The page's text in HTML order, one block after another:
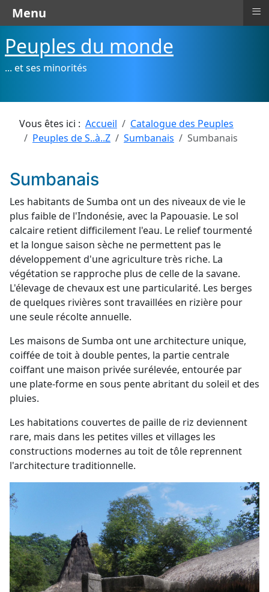
Peuples du monde
... et ses minorités
Vous êtes ici : Accueil
Catalogue des Peuples
Peuples de S..à..Z
Sumbanais Sumbanais
Sumbanais
Les habitants de Sumba ont un des niveaux de vie le
plus faible de l'Indonésie, avec la Papouasie. Le sol
calcaire retient difficilement l'eau. Le relief tourmenté
et la longue saison sèche ne permettent pas le
développement d'une agriculture très riche. La
végétation se rapproche plus de celle de la savane.
L'élevage de chevaux est une particularité. Les berges
de quelques rivières sont travaillées en rizière pour
une seule récolte annuelle.
Les maisons de Sumba ont une architecture unique,
coiffée de toit à double pentes, la partie centrale
coiffant une maison privée surélevée, entourée par
une plate-forme en sous pente abritant du soleil et des
pluies.
Les habitations couvertes de paille de riz deviennent
rare, mais dans les petites villes et villages les
constructions modernes au toit de tôle reprennent
l'architecture traditionnelle.
Menu ≡